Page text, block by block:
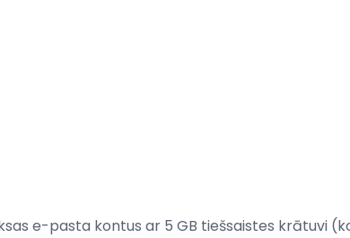
e-pasta kontus ar 5 GB tiešsaistes krātuvi